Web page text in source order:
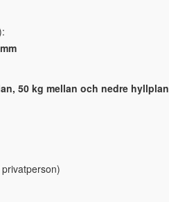
50 kg mellan och nedre hyllplan